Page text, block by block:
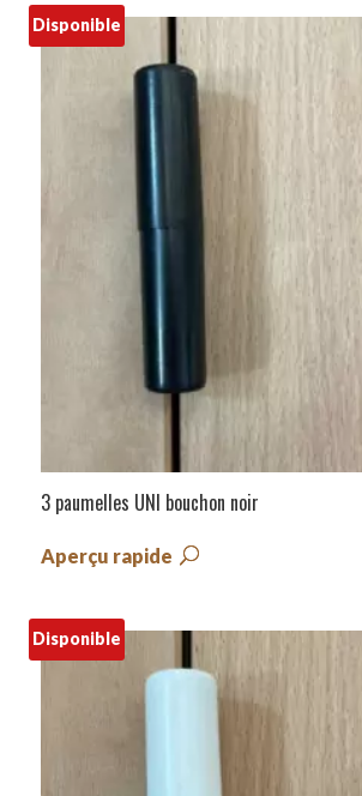
Disponible
3 paumelles UNI bouchon noir
Aperçu rapide
Disponible